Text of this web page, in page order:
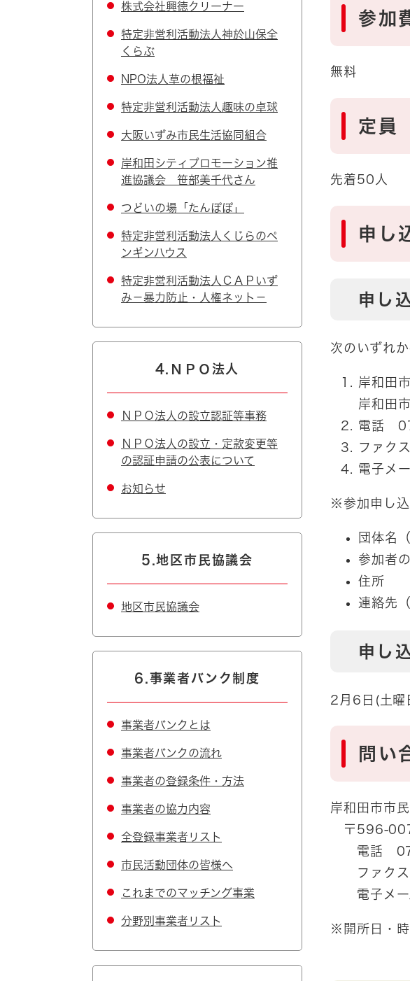
参加
無料
定員
先着50人
申し
申し
次のいずれ
岸和田
岸和田
電話
ファク
電子メ
※参加申し込
団体名
参加者
住所
連絡先
申し
2月6日(土曜
問い
岸和田市市
〒596-
電話
ファク
電子メ
※開所日・
株式会社興徳クリーナー
特定非営利活動法人神於山保全
くらぶ
NPO法人草の根福祉
特定非営利活動法人趣味の卓球
大阪いずみ市民生活協同組合
岸和田シティプロモーション推
進協議会 笹部美千代さん
つどいの場「たんぽぽ」
特定非営利活動法人くじらのペ
ンギンハウス
特定非営利活動法人ＣＡＰいず
み－暴力防止・人権ネット－
4.ＮＰＯ法人
ＮＰＯ法人の設立認証等事務
ＮＰＯ法人の設立・定款変更等
の認証申請の公表について
お知らせ
5.地区市民協議会
地区市民協議会
6.事業者バンク制度
事業者バンクとは
事業者バンクの流れ
事業者の登録条件・方法
事業者の協力内容
全登録事業者リスト
市民活動団体の皆様へ
これまでのマッチング事業
分野別事業者リスト